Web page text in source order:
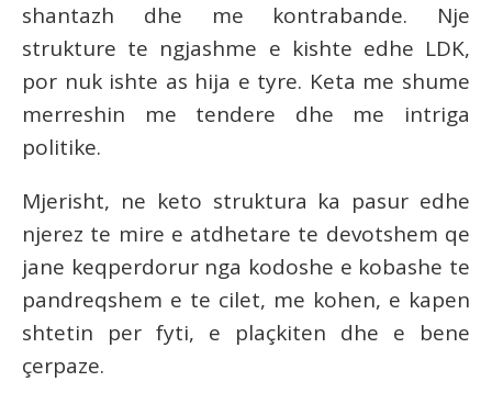
shantazh dhe me kontrabande. Nje
strukture te ngjashme e kishte edhe LDK,
por nuk ishte as hija e tyre. Keta me shume
merreshin me tendere dhe me intriga
politike.
Mjerisht, ne keto struktura ka pasur edhe
njerez te mire e atdhetare te devotshem qe
jane keqperdorur nga kodoshe e kobashe te
pandreqshem e te cilet, me kohen, e kapen
shtetin per fyti, e plaçkiten dhe e bene
çerpaze.